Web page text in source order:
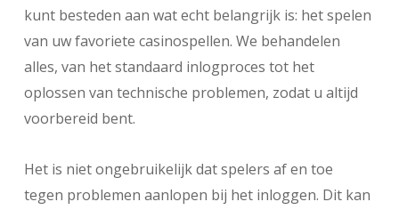
kunt besteden aan wat echt belangrijk is: het spelen
van uw favoriete casinospellen. We behandelen
alles, van het standaard inlogproces tot het
oplossen van technische problemen, zodat u altijd
voorbereid bent.
Het is niet ongebruikelijk dat spelers af en toe
tegen problemen aanlopen bij het inloggen. Dit kan